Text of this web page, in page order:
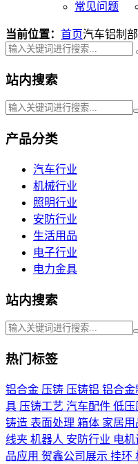
常见问题
当前位置： 首页汽车铝制
站内搜索
产品分类
汽车行业
机械行业
照明行业
安防行业
生活用品
电子行业
电力金具
站内搜索
热门标签
铝合金 压铸 压铸铝 铝合金
具 压铸工艺 汽车配件 低压
铸造 表面处理 箱体 家居用
线夹 机器人 安防行业 电
品应用 贺鑫公司展示 挂环